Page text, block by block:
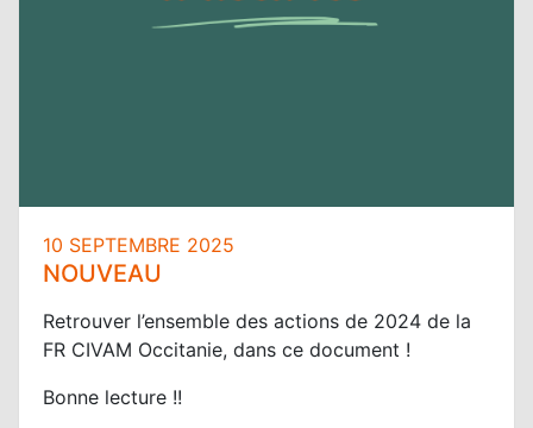
10 SEPTEMBRE 2025
NOUVEAU
Retrouver l’ensemble des actions de 2024 de la
FR CIVAM Occitanie, dans ce document !
Bonne lecture !!